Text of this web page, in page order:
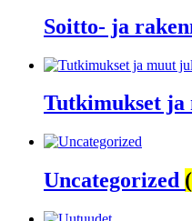
Soitto- ja
Tutkimukset
Uncategorized